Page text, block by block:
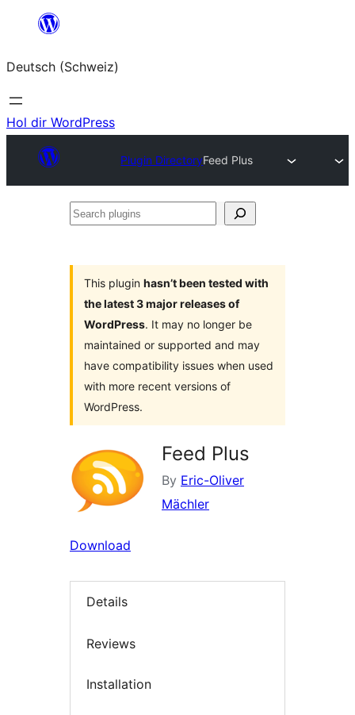
springen
Deutsch (Schweiz)
Hol dir WordPress
Plugin DirectoryFeed Plus
Search
This plugin hasn’t been tested with
the latest 3 major releases of
WordPress. It may no longer be
maintained or supported and may
have compatibility issues when used
with more recent versions of
WordPress.
Feed Plus
By Eric-Oliver
Mächler
Download
Details
Reviews
Installation